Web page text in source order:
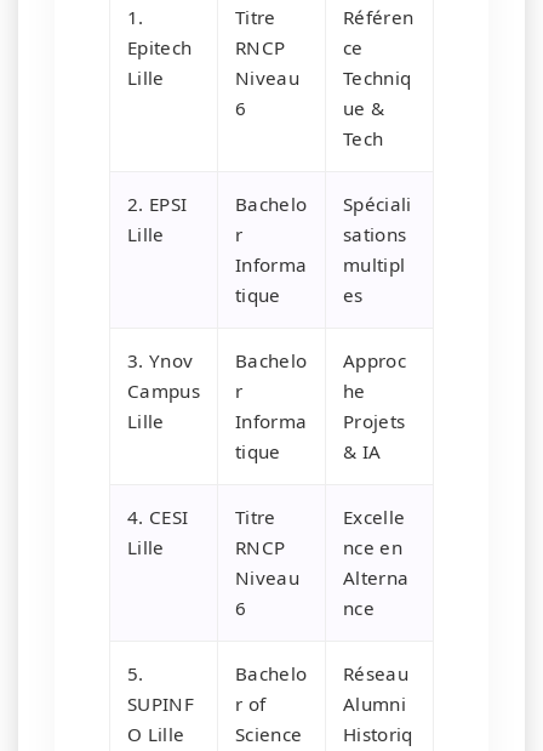
1.
Epitech
Lille
Titre
RNCP
Niveau
6
Référen
ce
Techniq
ue &
Tech
2. EPSI
Lille
Bachelo
r
Informa
tique
Spéciali
sations
multipl
es
3. Ynov
Campus
Lille
Bachelo
r
Informa
tique
Approc
he
Projets
& IA
4. CESI
Lille
Titre
RNCP
Niveau
6
Excelle
nce en
Alterna
nce
5.
SUPINF
O Lille
Bachelo
r of
Science
Réseau
Alumni
Historiq